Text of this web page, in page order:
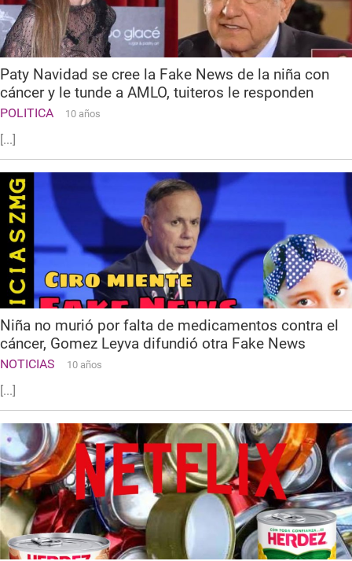
Paty Navidad se cree la Fake News de la niña con
cáncer y le tunde a AMLO, tuiteros le responden
POLITICA 10 años
[...]
Niña no murió por falta de medicamentos contra el
cáncer, Gomez Leyva difundió otra Fake News
NOTICIAS 10 años
[...]